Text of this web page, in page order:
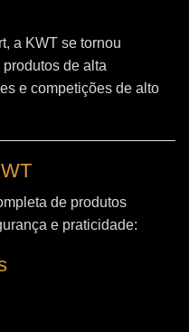
a KWT se tornou
de alta
e competições de alto
de produtos
e praticidade: